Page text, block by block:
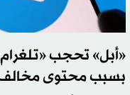
«أبل» تحجب
بسبب محتوى